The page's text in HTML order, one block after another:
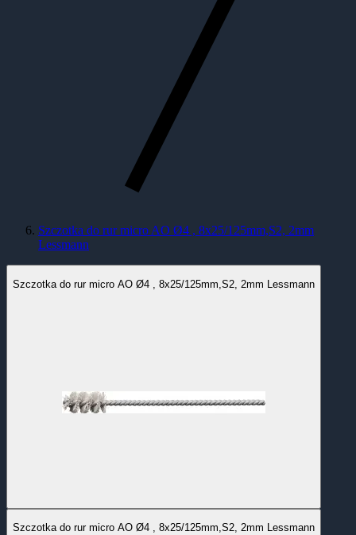
Szczotka do rur micro AO Ø4 , 8x25/125mm,S2, 2mm
Lessmann
Szczotka do rur micro AO Ø4 , 8x25/125mm,S2, 2mm Lessmann
Szczotka do rur micro AO Ø4 , 8x25/125mm,S2, 2mm Lessmann